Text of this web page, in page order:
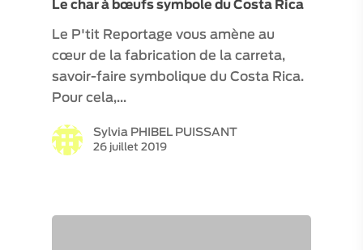
Le char à bœufs symbole du Costa Rica
Le P'tit Reportage vous amène au
cœur de la fabrication de la carreta,
savoir-faire symbolique du Costa Rica.
Pour cela,…
Sylvia PHIBEL PUISSANT
26 juillet 2019